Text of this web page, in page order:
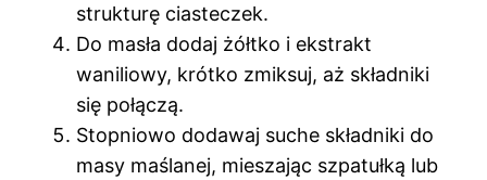
strukturę ciasteczek.
Do masła dodaj żółtko i ekstrakt
waniliowy, krótko zmiksuj, aż składniki
się połączą.
Stopniowo dodawaj suche składniki do
masy maślanej, mieszając szpatułką lub